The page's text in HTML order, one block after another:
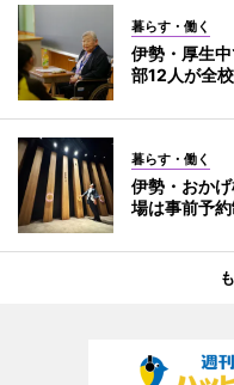
暮らす・働く
伊勢・厚生
部12人が全
暮らす・働く
伊勢・おか
場は事前予